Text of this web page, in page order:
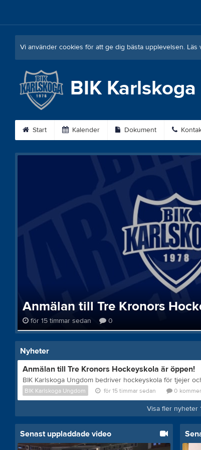
Vi använder cookies för att ge dig bästa upplevelsen. Läs
BIK
Start Kalender Dokument
Anmälan till Tre Kronors
för 15 timmar sedan 0
Nyheter
Anmälan till Tre Kronors Hockeyskola är öppen!
BIK Karlskoga Ungdom för 15 timmar sedan 0
Visa fler nyheter
Senast uppladdade video